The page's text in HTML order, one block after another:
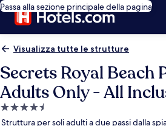
Passa alla sezione principale della pagina
Visualizza tutte le strutture
Secrets Royal Beach
Adults Only - All
Struttura
aStruttura per soli adulti a due passi dalla